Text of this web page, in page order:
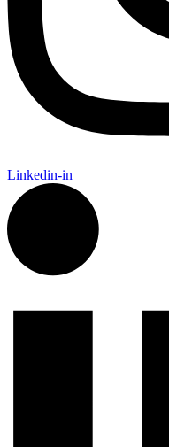
Linkedin-in